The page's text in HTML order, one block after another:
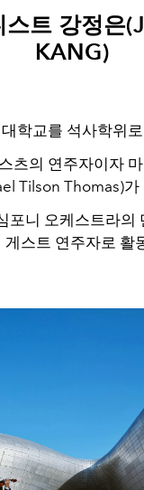
스트 강정은(
KANG)
학교를 석사학위
츠의 연주자이자
Tilson Thomas)가
포니 오케스트라의
게스트 연주자로 활